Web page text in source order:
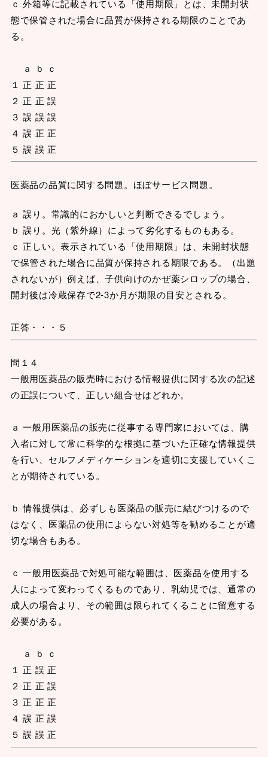
ｃ 外箱等に記載されている「使用期限」とは、未開封状
態で保管された場合に品質が保持される期限のことであ
る。
ａ ｂ ｃ
１ 正 正 正
２ 正 正 誤
３ 誤 誤 誤
４ 誤 正 正
５ 誤 誤 正
医薬品の品質に関する問題。ほぼサービス問題。
ａ 誤り。常識的におかしいと判断できるでしょう。
ｂ 誤り。光（紫外線）によって劣化するものもある。
ｃ 正しい。表示されている「使用期限」は、未開封状態
で保管された場合に品質が保持される期限である。（出題
されないが）例えば、子供向けのかぜ薬シロップの場合、
開封後は冷蔵保存で2-3か月が期限の目安とされる。
正答・・・５
問１４
一般用医薬品の販売時における情報提供に関する次の記述
の正誤について、正しい組合せはどれか。
ａ 一般用医薬品の販売に従事する専門家においては、購
入者に対して常に科学的な根拠に基づいた正確な情報提供
を行い、セルフメディケーションを適切に支援していくこ
とが期待されている。
ｂ 情報提供は、必ずしも医薬品の販売に結びつけるので
はなく、医薬品の使用によらない対処等を勧めることが適
切な場合もある。
ｃ 一般用医薬品で対処可能な範囲は、医薬品を使用する
人によって変わってくるものであり、乳幼児では、通常の
成人の場合より、その範囲は限られてくることに留意する
必要がある。
ａ ｂ ｃ
１ 正 誤 正
２ 正 正 誤
３ 正 正 正
４ 誤 正 誤
５ 誤 誤 正